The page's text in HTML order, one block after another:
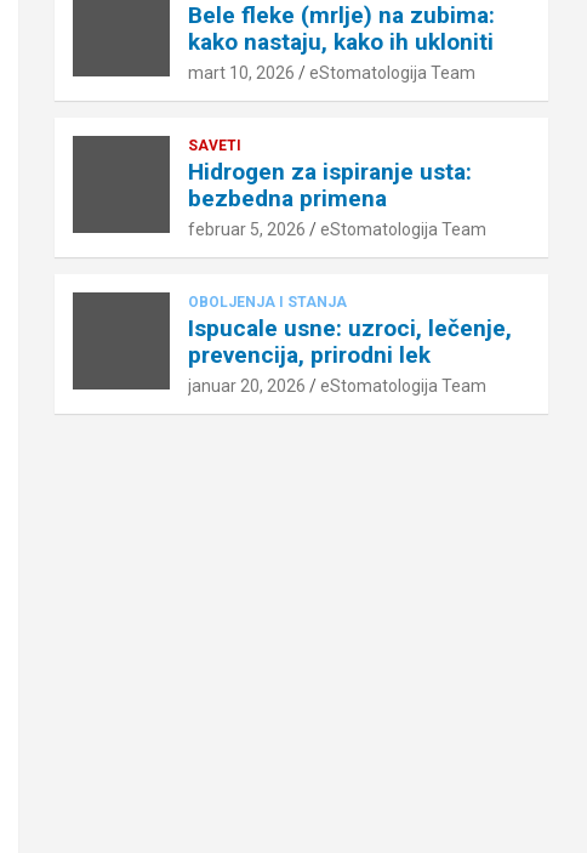
Bele fleke (mrlje) na zubima:
kako nastaju, kako ih ukloniti
mart 10, 2026 eStomatologija Team
SAVETI
Hidrogen za ispiranje usta:
bezbedna primena
februar 5, 2026 eStomatologija Team
OBOLJENJA I STANJA
Ispucale usne: uzroci, lečenje,
prevencija, prirodni lek
januar 20, 2026 eStomatologija Team